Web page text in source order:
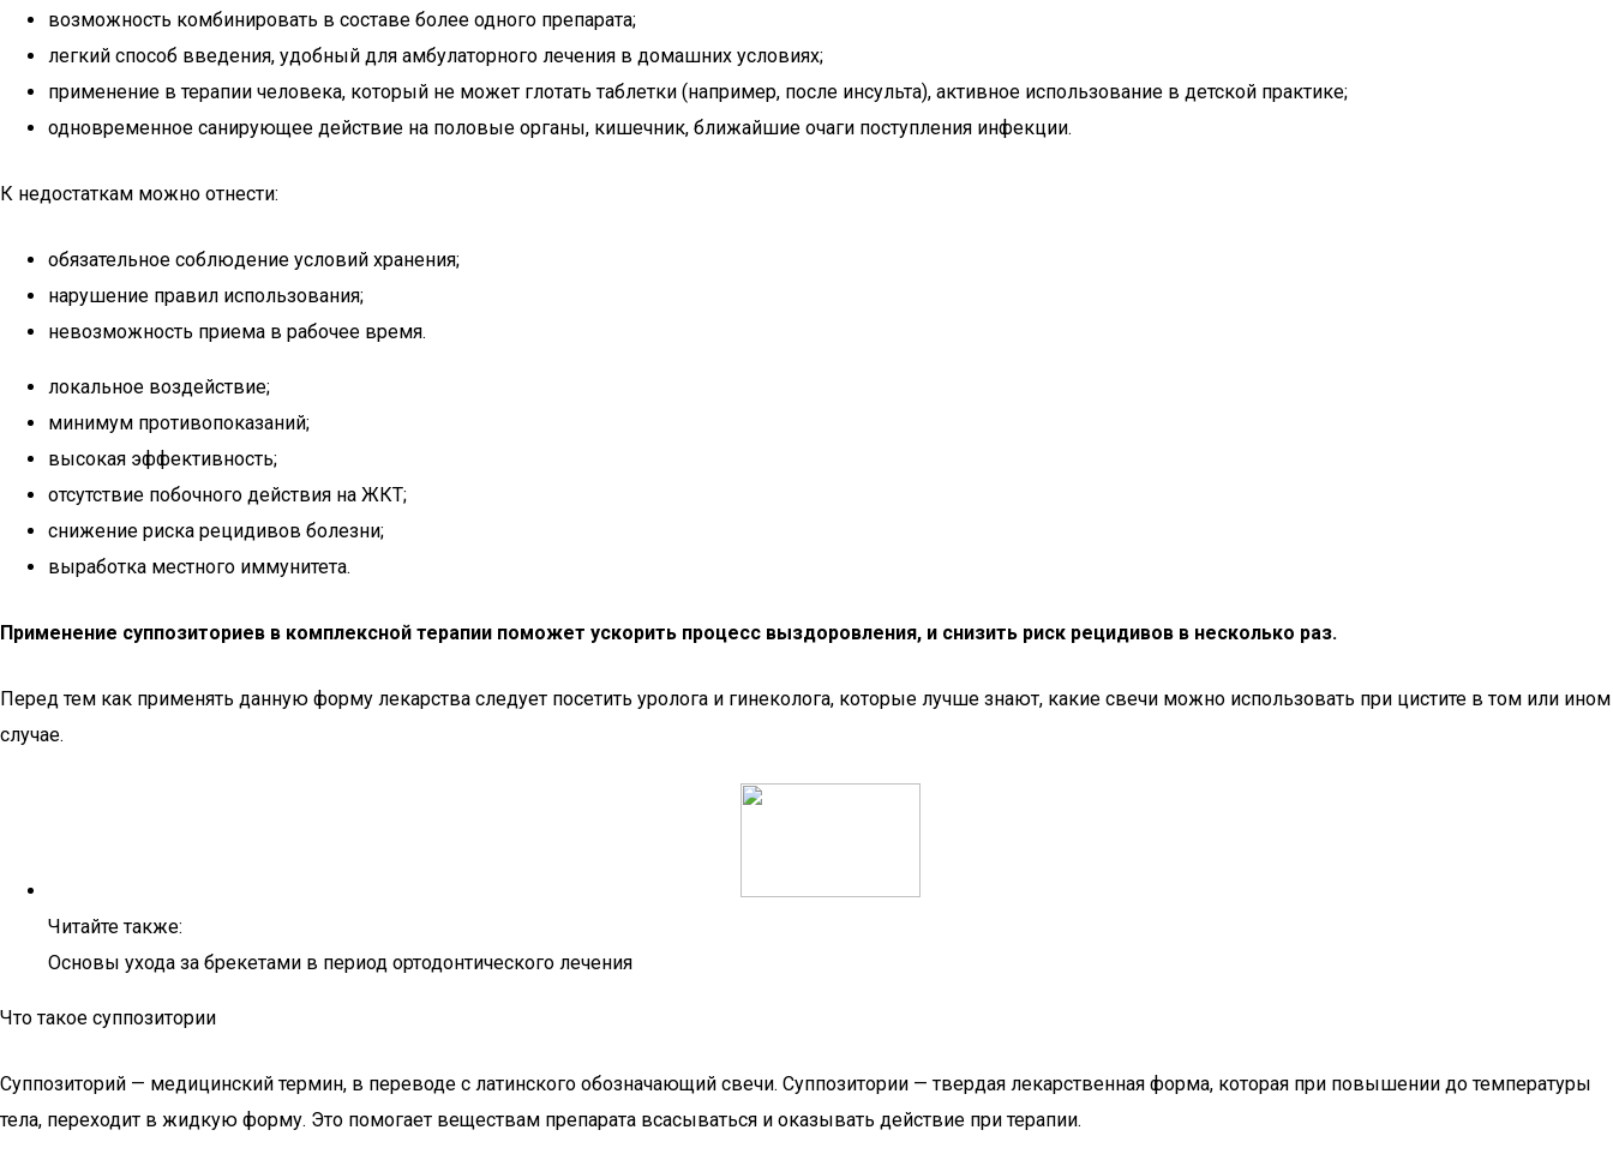
возможность комбинировать в составе более одного препарата;
легкий способ введения, удобный для амбулаторного лечения в домашних условиях;
применение в терапии человека, который не может глотать таблетки (например, после инсульта), активное использование в детской практике;
одновременное санирующее действие на половые органы, кишечник, ближайшие очаги поступления инфекции.
К недостаткам можно отнести:
обязательное соблюдение условий хранения;
нарушение правил использования;
невозможность приема в рабочее время.
локальное воздействие;
минимум противопоказаний;
высокая эффективность;
отсутствие побочного действия на ЖКТ;
снижение риска рецидивов болезни;
выработка местного иммунитета.
Применение суппозиториев в комплексной терапии поможет ускорить процесс выздоровления, и снизить риск рецидивов в несколько раз.
Перед тем как применять данную форму лекарства следует посетить уролога и гинеколога, которые лучше знают, какие свечи можно использовать при цистите в том или ином
случае.
Читайте также:
Основы ухода за брекетами в период ортодонтического лечения
Что такое суппозитории
Суппозиторий — медицинский термин, в переводе с латинского обозначающий свечи. Суппозитории — твердая лекарственная форма, которая при повышении до температуры
тела, переходит в жидкую форму. Это помогает веществам препарата всасываться и оказывать действие при терапии.